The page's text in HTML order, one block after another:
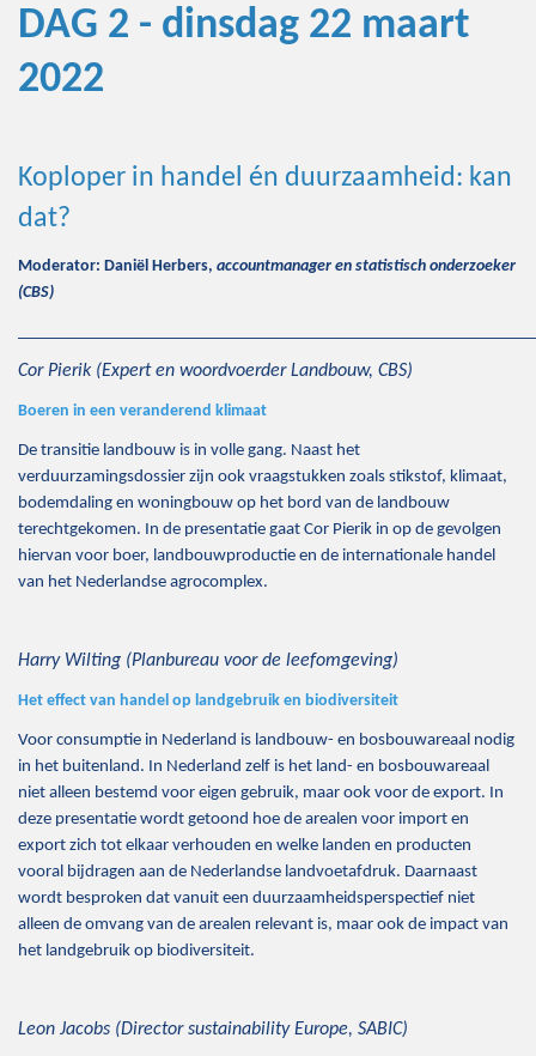
DAG 2 - dinsdag 22 maart
2022
Koploper in handel én duurzaamheid: kan
dat?
Moderator: Daniël Herbers, accountmanager en statistisch onderzoeker
(CBS)
Cor Pierik (Expert en woordvoerder Landbouw, CBS)
Boeren in een veranderend klimaat
De transitie landbouw is in volle gang. Naast het
verduurzamingsdossier zijn ook vraagstukken zoals stikstof, klimaat,
bodemdaling en woningbouw op het bord van de landbouw
terechtgekomen. In de presentatie gaat Cor Pierik in op de gevolgen
hiervan voor boer, landbouwproductie en de internationale handel
van het Nederlandse agrocomplex.
Harry Wilting (Planbureau voor de leefomgeving)
Het effect van handel op landgebruik en biodiversiteit
Voor consumptie in Nederland is landbouw- en bosbouwareaal nodig
in het buitenland. In Nederland zelf is het land- en bosbouwareaal
niet alleen bestemd voor eigen gebruik, maar ook voor de export. In
deze presentatie wordt getoond hoe de arealen voor import en
export zich tot elkaar verhouden en welke landen en producten
vooral bijdragen aan de Nederlandse landvoetafdruk. Daarnaast
wordt besproken dat vanuit een duurzaamheidsperspectief niet
alleen de omvang van de arealen relevant is, maar ook de impact van
het landgebruik op biodiversiteit.
Leon Jacobs (Director sustainability Europe, SABIC)